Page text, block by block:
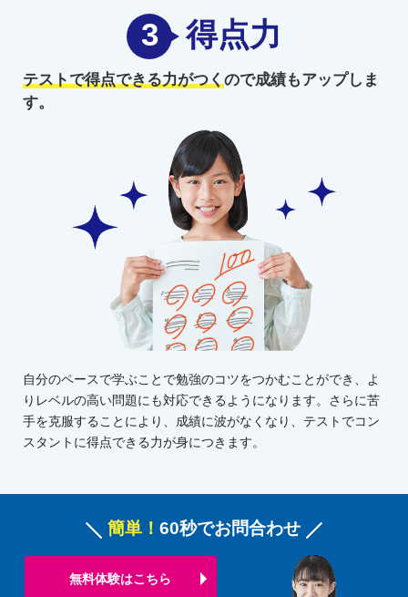
3 得点力
テストで得点できる力がつくので成績もアップしま
す。
自分のペースで学ぶことで勉強のコツをつかむことができ、よ
りレベルの高い問題にも対応できるようになります。さらに苦
手を克服することにより、成績に波がなくなり、テストでコン
スタントに得点できる力が身につきます。
簡単！ 60秒でお問合わせ
無料体験はこちら